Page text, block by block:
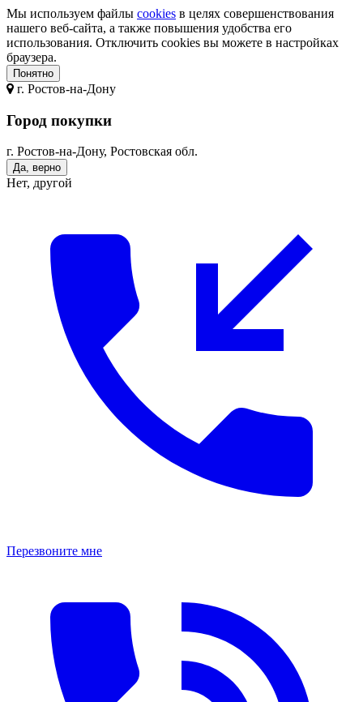
Мы используем файлы cookies в целях совершенствования
нашего веб-сайта, а также повышения удобства его
использования. Отключить cookies вы можете в настройках
браузера.
Понятно
г. Ростов-на-Дону
Город покупки
г. Ростов-на-Дону, Ростовская обл.
Да, верно
Нет, другой
Перезвоните мне